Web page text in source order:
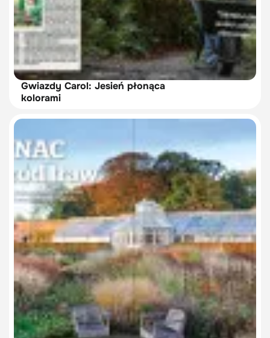
Gwiazdy Carol: Jesień płonąca
kolorami